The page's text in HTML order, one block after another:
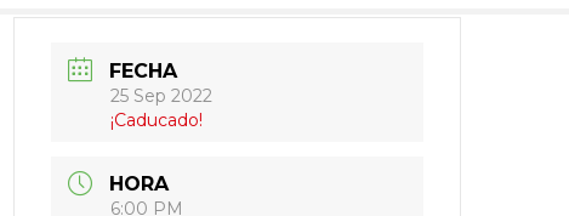
FECHA
25 Sep 2022
¡Caducado!
HORA
6:00 PM